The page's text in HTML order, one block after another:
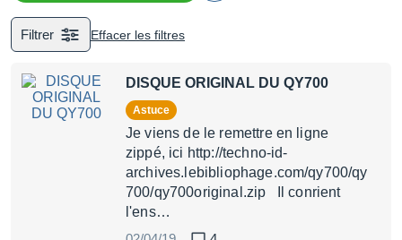
Filtrer Effacer les filtres
DISQUE ORIGINAL DU QY700
Astuce
Je viens de le remettre en ligne
zippé, ici http://techno-id-
archives.lebibliophage.com/qy700/qy
700/qy700original.zip Il conrient
l'ens…